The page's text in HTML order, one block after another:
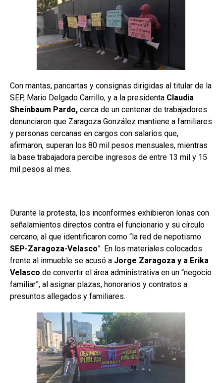
Con mantas, pancartas y consignas dirigidas al titular de la
SEP, Mario Delgado Carrillo, y a la presidenta Claudia
Sheinbaum Pardo, cerca de un centenar de trabajadores
denunciaron que Zaragoza González mantiene a familiares
y personas cercanas en cargos con salarios que,
afirmaron, superan los 80 mil pesos mensuales, mientras
la base trabajadora percibe ingresos de entre 13 mil y 15
mil pesos al mes.
Durante la protesta, los inconformes exhibieron lonas con
señalamientos directos contra el funcionario y su círculo
cercano, al que identificaron como “la red de nepotismo
SEP-Zaragoza-Velasco”. En los materiales colocados
frente al inmueble se acusó a Jorge Zaragoza y a Erika
Velasco de convertir el área administrativa en un “negocio
familiar”, al asignar plazas, honorarios y contratos a
presuntos allegados y familiares.